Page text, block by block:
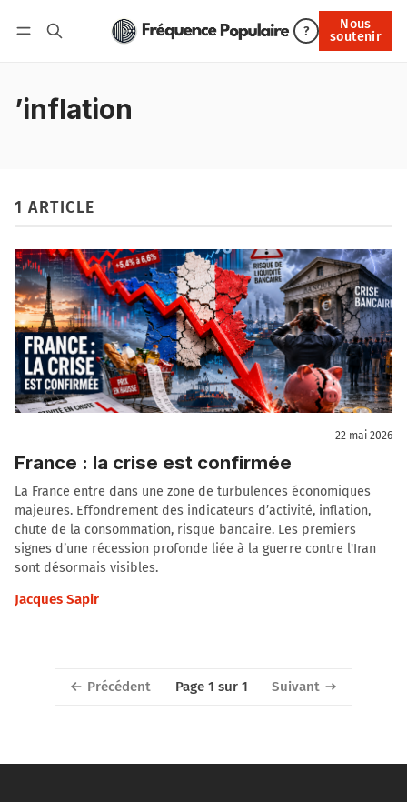
?
Nous
soutenir
Nous soutenir
’inflation
1 ARTICLE
22 mai 2026
France : la crise est confirmée
La France entre dans une zone de turbulences économiques
majeures. Effondrement des indicateurs d’activité, inflation,
chute de la consommation, risque bancaire. Les premiers
signes d’une récession profonde liée à la guerre contre l'Iran
sont désormais visibles.
Jacques Sapir
Précédent Page 1 sur 1 Suivant